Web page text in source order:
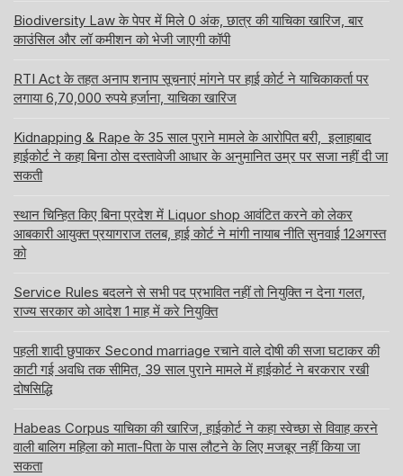
Biodiversity Law के पेपर में मिले 0 अंक, छात्र की याचिका खारिज, बार
काउंसिल और लॉ कमीशन को भेजी जाएगी कॉपी
RTI Act के तहत अनाप शनाप सूचनाएं मांगने पर हाई कोर्ट ने याचिकाकर्ता पर
लगाया 6,70,000 रुपये हर्जाना, याचिका खारिज
Kidnapping & Rape के 35 साल पुराने मामले के आरोपित बरी, इलाहाबाद
हाईकोर्ट ने कहा बिना ठोस दस्तावेजी आधार के अनुमानित उम्र पर सजा नहीं दी जा
सकती
स्थान चिन्हित किए बिना प्रदेश में Liquor shop आवंटित करने को लेकर
आबकारी आयुक्त प्रयागराज तलब, हाई कोर्ट ने मांगी नायाब नीति सुनवाई 12अगस्त
को
Service Rules बदलने से सभी पद प्रभावित नहीं तो नियुक्ति न देना गलत,
राज्य सरकार को आदेश 1 माह में करे नियुक्ति
पहली शादी छुपाकर Second marriage रचाने वाले दोषी की सजा घटाकर की
काटी गई अवधि तक सीमित, 39 साल पुराने मामले में हाईकोर्ट ने बरकरार रखी
दोषसिद्धि
Habeas Corpus याचिका की खारिज, हाईकोर्ट ने कहा स्वेच्छा से विवाह करने
वाली बालिग महिला को माता-पिता के पास लौटने के लिए मजबूर नहीं किया जा
सकता